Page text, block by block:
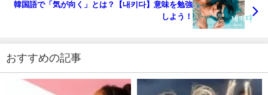
韓国語で「気が向く」とは？【내키다】意味を勉強
しよう！
おすすめの記事